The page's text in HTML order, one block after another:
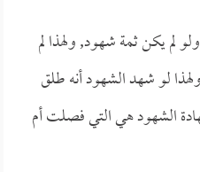
لم يكن ثمة شهود, ولهذا لم
لو شهد الشهود أنه طلق
الشهود هي التي فصلت أم